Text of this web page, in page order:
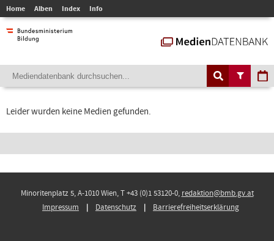
Home Alben Index Info
Leider wurden keine Medien gefunden.
Minoritenplatz 5, A-1010 Wien, T +43 (0)1 53120-0, redaktion@bmb.gv.at
Impressum
Datenschutz Barrierefreiheitserklärung